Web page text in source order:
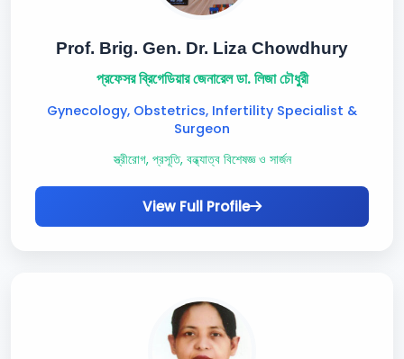
Prof. Brig. Gen. Dr. Liza Chowdhury
প্রফেসর ব্রিগেডিয়ার জেনারেল ডা. লিজা চৌধুরী
Gynecology, Obstetrics, Infertility Specialist &
Surgeon
স্ত্রীরোগ, প্রসূতি, বন্ধ্যাত্ব বিশেষজ্ঞ ও সার্জন
View Full Profile